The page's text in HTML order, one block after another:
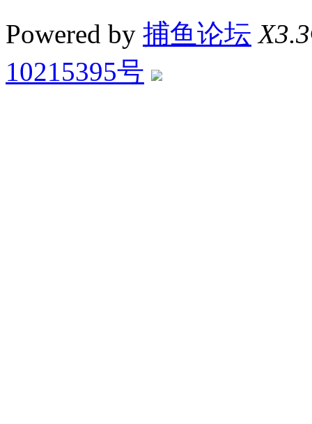
Powered by 捕鱼论坛 X3.3
10215395号